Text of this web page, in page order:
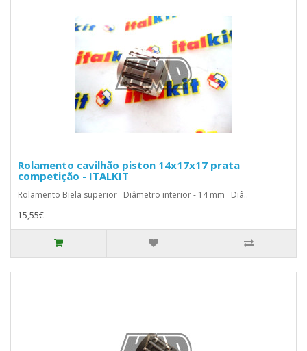
Rolamento cavilhão piston 14x17x17 prata
competição - ITALKIT
Rolamento Biela superior Diâmetro interior - 14 mm Diâ..
15,55€